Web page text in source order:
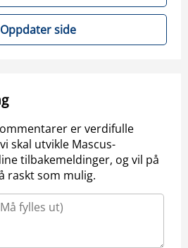
Oppdater side
er verdifulle
skal utvikle Mascus-
tilbakemeldinger, og vil på
raskt som mulig.